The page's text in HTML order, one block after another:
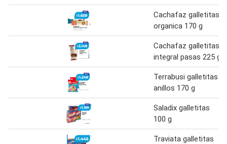
Cachafaz galletitas
organica 170 g
Cachafaz galletitas
integral pasas 225 g
Terrabusi galletitas
anillos 170 g
Saladix galletitas
100 g
Traviata galletitas